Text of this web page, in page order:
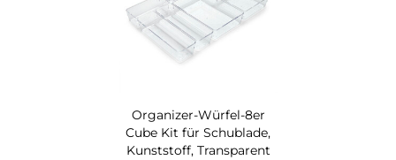
Organizer-Würfel-8er
Cube Kit für Schublade,
Kunststoff, Transparent